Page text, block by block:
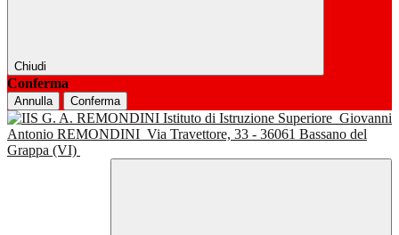
Chiudi
Conferma
Annulla Conferma
Istituto di Istruzione Superiore Giovanni
Antonio REMONDINI Via Travettore, 33 - 36061 Bassano del
Grappa (VI)